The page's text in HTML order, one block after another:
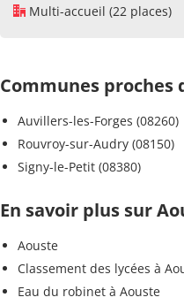
Multi-accueil (22 places)
Communes proches
Auvillers-les-Forges (08260)
Rouvroy-sur-Audry (08150)
Signy-le-Petit (08380)
En savoir plus sur
Aouste
Classement des lycées à
Eau du robinet à Aouste